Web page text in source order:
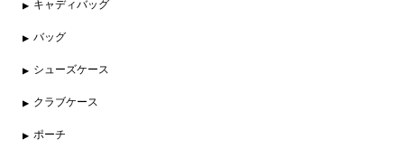
キャディバッグ
バッグ
シューズケース
クラブケース
ポーチ